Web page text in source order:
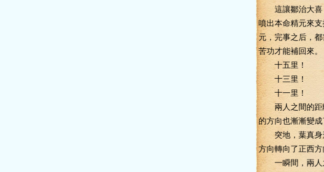
這讓鄒治大喜，
噴出本命精元來
元，完事之后，
苦功才能補回來。
十五里！
十三里！
十一里！
兩人之間的距離
的方向也漸漸變成
突地，葉真身形
方向轉向了正西方
一瞬間，兩人之